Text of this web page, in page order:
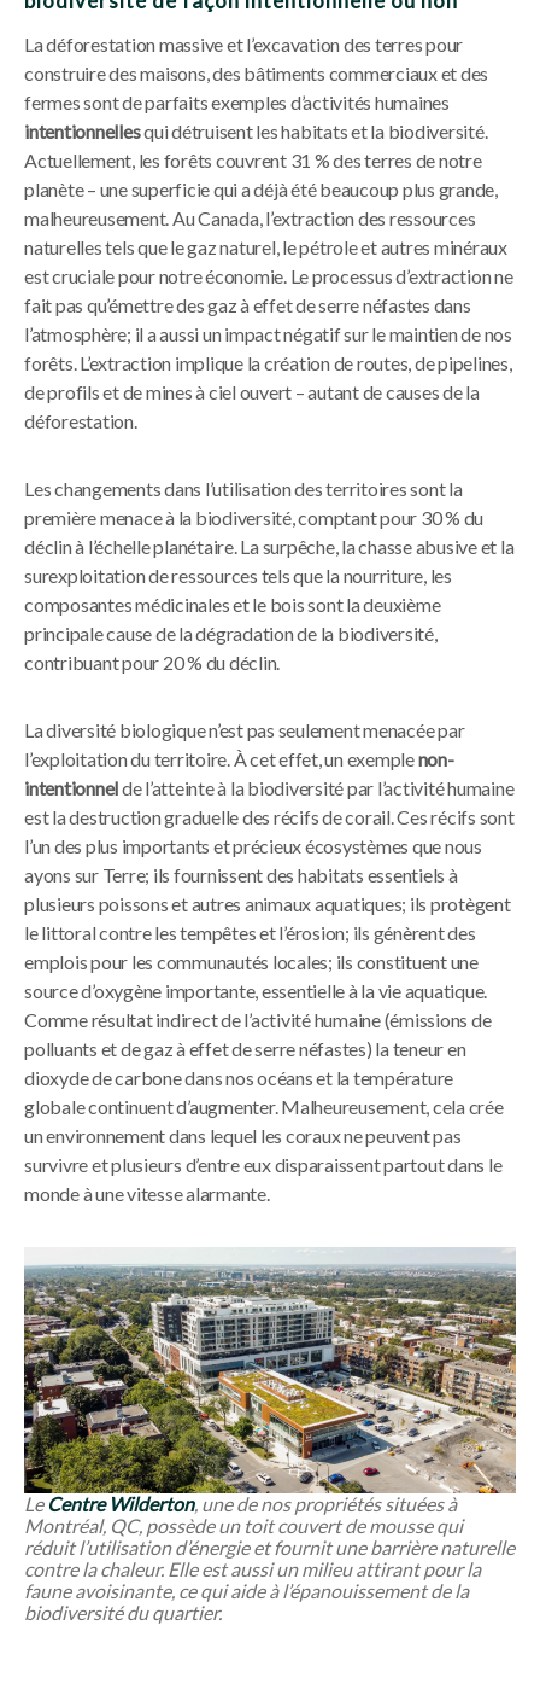
La déforestation massive et l’excavation des terres pour
construire des maisons, des bâtiments commerciaux et des
fermes sont de parfaits exemples d’activités humaines
intentionnellesqui détruisent les habitats et la biodiversité.
Actuellement, les forêts couvrent 31 % des terres de notre
planète – une superficie qui a déjà été beaucoup plus grande,
malheureusement. Au Canada, l’extraction des ressources
naturelles tels que le gaz naturel, le pétrole et autres minéraux
est cruciale pour notre économie. Le processus d’extraction ne
fait pas qu’émettre des gaz à effet de serre néfastes dans
l’atmosphère; il a aussi un impact négatif sur le maintien de nos
forêts. L’extraction implique la création de routes, de pipelines,
de profils et de mines à ciel ouvert – autant de causes de la
déforestation.
Les changements dans l’utilisation des territoires sont la
première menace à la biodiversité, comptant pour 30 % du
déclin à l’échelle planétaire. La surpêche, la chasse abusive et la
surexploitation de ressources tels que la nourriture, les
composantes médicinales et le bois sont la deuxième
principale cause de la dégradation de la biodiversité,
contribuant pour 20 % du déclin.
La diversité biologique n’est pas seulement menacée par
l’exploitation du territoire. À cet effet, un exemplenon-
intentionnelde l’atteinte à la biodiversité par l’activité humaine
est la destruction graduelle des récifs de corail. Ces récifs sont
l’un des plus importants et précieux écosystèmes que nous
ayons sur Terre; ils fournissent des habitats essentiels à
plusieurs poissons et autres animaux aquatiques; ils protègent
le littoral contre les tempêtes et l’érosion; ils génèrent des
emplois pour les communautés locales; ils constituent une
source d’oxygène importante, essentielle à la vie aquatique.
Comme résultat indirect de l’activité humaine (émissions de
polluants et de gaz à effet de serre néfastes) la teneur en
dioxyde de carbone dans nos océans et la température
globale continuent d’augmenter. Malheureusement, cela crée
un environnement dans lequel les coraux ne peuvent pas
survivre et plusieurs d’entre eux disparaissent partout dans le
monde à une vitesse alarmante.
Le Centre Wilderton, une de nos propriétés situées à
Montréal, QC, possède un toit couvert de mousse qui
réduit l’utilisation d’énergie et fournit une barrière naturelle
contre la chaleur. Elle est aussi un milieu attirant pour la
faune avoisinante, ce qui aide à l’épanouissement de la
biodiversité du quartier.